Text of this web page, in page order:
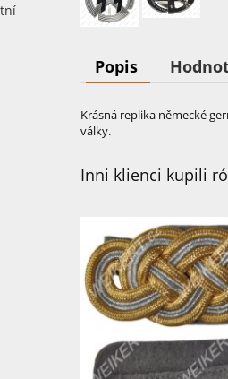
Popis
Krásná replika německé
války.
Inni klienci kupili